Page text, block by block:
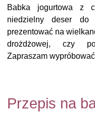
Babka jogurtowa z
niedzielny deser
prezentować na
drożdżowej, czy
Zapraszam
Przepis na